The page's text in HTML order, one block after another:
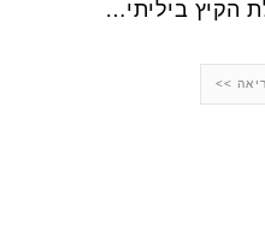
הקיץ ביליתי…
>>